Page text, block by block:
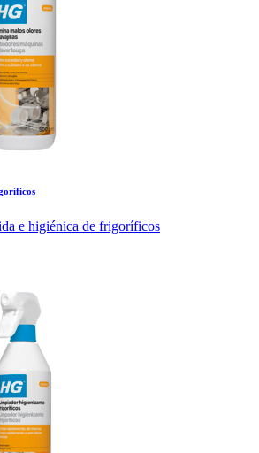
e higiénica de frigoríficos